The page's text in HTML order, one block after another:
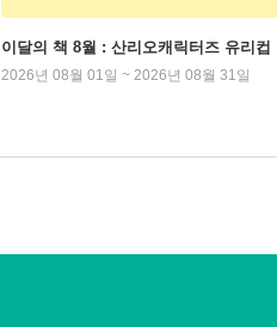
이달의 책 8월 : 산리오캐릭터즈 유리컵
2026년 08월 01일 ~ 2026년 08월 31일